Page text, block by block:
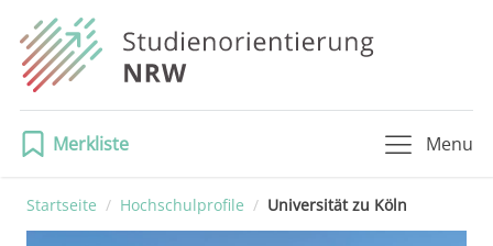
Merkliste Menu
Startseite / Hochschulprofile / Universität zu Köln